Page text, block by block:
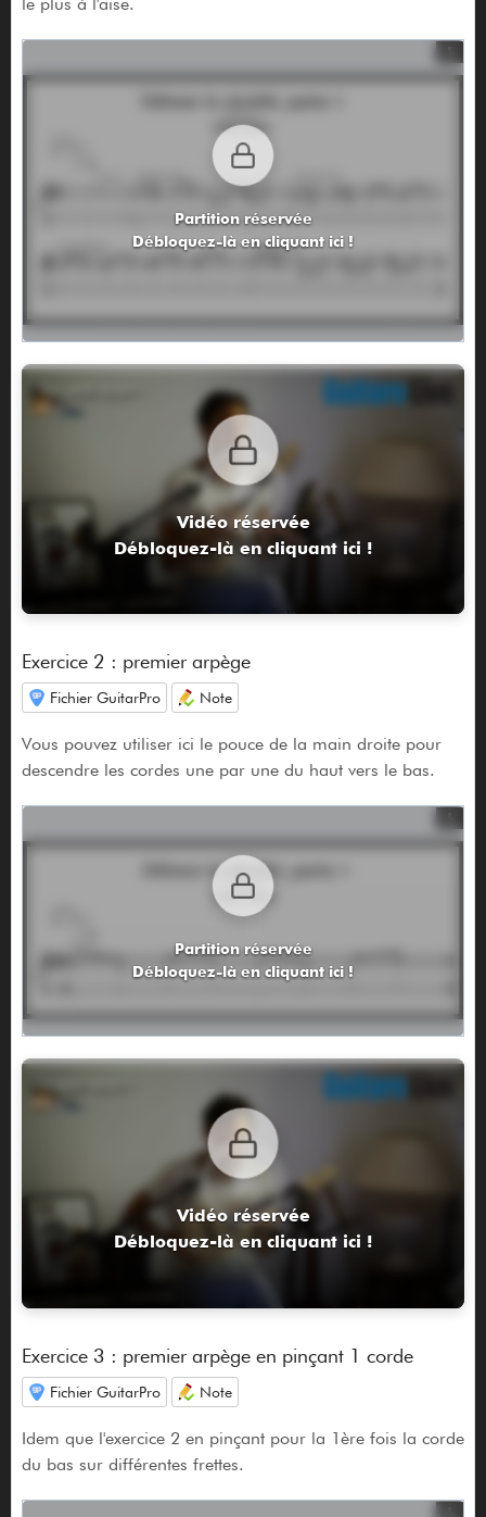
Partition réservée
Débloquez-là en cliquant ici !
Vidéo réservée
Débloquez-là en cliquant ici !
Exercice 2 : premier arpège
Fichier GuitarPro Note
Vous pouvez utiliser ici le pouce de la main droite pour
descendre les cordes une par une du haut vers le bas.
Partition réservée
Débloquez-là en cliquant ici !
Vidéo réservée
Débloquez-là en cliquant ici !
Exercice 3 : premier arpège en pinçant 1 corde
Fichier GuitarPro Note
Idem que l'exercice 2 en pinçant pour la 1ère fois la corde
du bas sur différentes frettes.